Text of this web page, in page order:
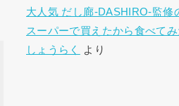
大人気 だし廊-DASHIRO-監修
スーパーで買えたから食べてみ
しょうらく
より